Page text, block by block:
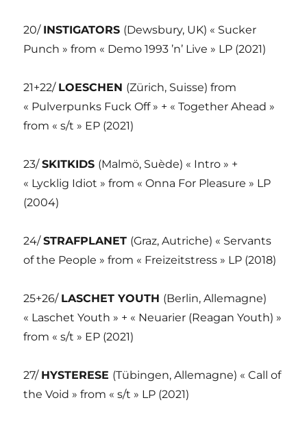
20/ INSTIGATORS (Dewsbury, UK) « Sucker
Punch » from « Demo 1993 ’n’ Live » LP (2021)
21+22/ LOESCHEN (Zürich, Suisse) from
« Pulverpunks Fuck Off » + « Together Ahead »
from « s/t » EP (2021)
23/SKITKIDS (Malmö, Suède) « Intro » +
« Lycklig Idiot » from « Onna For Pleasure » LP
(2004)
24/STRAFPLANET (Graz, Autriche) « Servants
of the People » from « Freizeitstress » LP (2018)
25+26/ LASCHET YOUTH (Berlin, Allemagne)
« Laschet Youth » + « Neuarier (Reagan Youth) »
from « s/t » EP (2021)
27/ HYSTERESE (Tübingen, Allemagne) « Call of
the Void » from « s/t » LP (2021)